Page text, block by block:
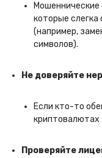
которые
(например,
символов).
Не доверяйте
Если кто-то
криптовалютах
Проверяйте